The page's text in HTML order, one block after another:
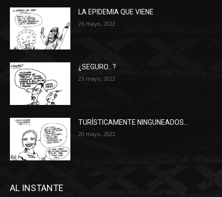
LA EPIDEMIA QUE VIENE
26 mayo, 2022
¿SEGURO…?
25 mayo, 2022
TURÍSTICAMENTE NINGUNEADOS…
20 mayo, 2022
AL INSTANTE